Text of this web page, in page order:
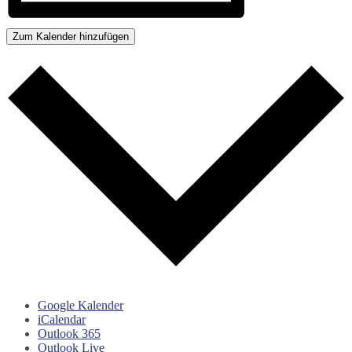
Zum Kalender hinzufügen
Google Kalender
iCalendar
Outlook 365
Outlook Live